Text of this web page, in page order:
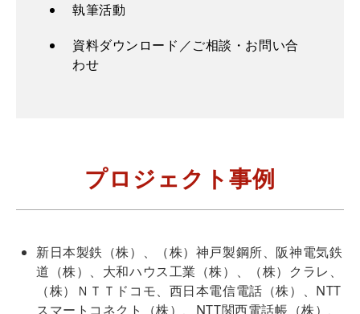
執筆活動
資料ダウンロード／ご相談・お問い合
わせ
プロジェクト事例
新日本製鉄（株）、（株）神戸製鋼所、阪神電気鉄
道（株）、大和ハウス工業（株）、（株）クラレ、
（株）ＮＴＴドコモ、西日本電信電話（株）、NTT
スマートコネクト（株）、NTT関西電話帳（株）、